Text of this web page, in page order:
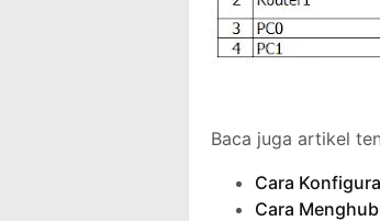
Baca juga artikel
Cara
Cara